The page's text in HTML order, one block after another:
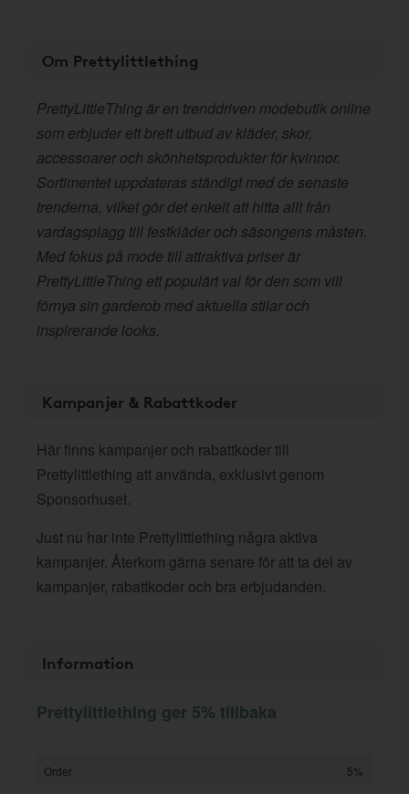
Om Prettylittlething
PrettyLittleThing är en trenddriven modebutik online
som erbjuder ett brett utbud av kläder, skor,
accessoarer och skönhetsprodukter för kvinnor.
Sortimentet uppdateras ständigt med de senaste
trenderna, vilket gör det enkelt att hitta allt från
vardagsplagg till festkläder och säsongens måsten.
Med fokus på mode till attraktiva priser är
PrettyLittleThing ett populärt val för den som vill
förnya sin garderob med aktuella stilar och
inspirerande looks.
Kampanjer & Rabattkoder
Här finns kampanjer och rabattkoder till
Prettylittlething att använda, exklusivt genom
Sponsorhuset.
Just nu har inte Prettylittlething några aktiva
kampanjer. Återkom gärna senare för att ta del av
kampanjer, rabattkoder och bra erbjudanden.
Information
Prettylittlething ger 5% tillbaka
Order 5%